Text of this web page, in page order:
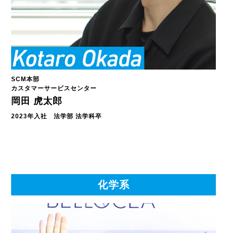
SCM本部
カスタマーサービスセンター
岡田 虎太郎
2023年入社 法学部 法学科卒
化学系